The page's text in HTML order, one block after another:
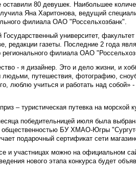
оставили 80 девушек. Наибольшее
Яна Харитонова, ведущий
филиала ОАО "Россельхозбанк".
университет,
редакции газеты. Последние 2 года
регионального филиала ОАО
- я дизайнер. Это и дело жизни, и
путешествия, фотографию,
люблю учиться и работать над собой»
– туристическая путевка на морской
победительницей июля была
общественностью БУ ХМАО-Югры
подарочный сертификат сети
и участницах можно на официальном
нового этапа конкурса будет